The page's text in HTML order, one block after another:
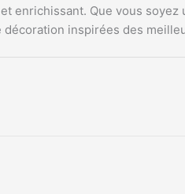
Que vous
inspirées des